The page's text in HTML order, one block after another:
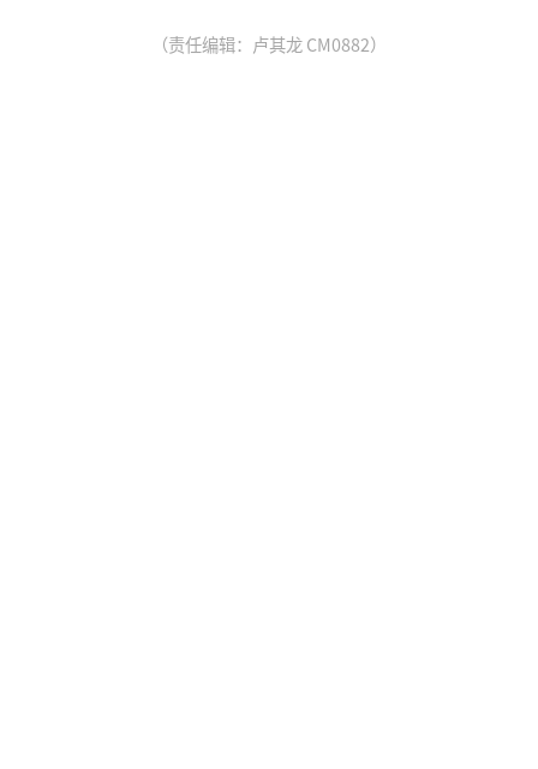
（责任编辑：卢其龙 CM0882）